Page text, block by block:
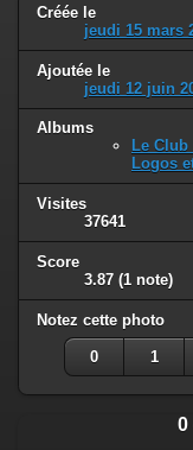
Créée le
jeudi 15 mars
Ajoutée le
jeudi 12 juin
Albums
Le
Logos
Visites
37641
Score
3.87 (1 note)
Notez cette photo
0 1
0